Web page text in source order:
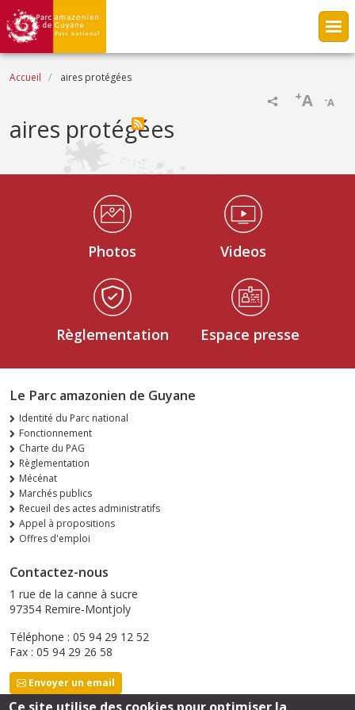
Aller au contenu principal
Fil d'Ariane
Accueil aires protégées
-A
+A
aires protégées
Médiathèque Footer
Photos Videos
Règlementation Espace presse
Le Parc amazonien de Guyane
Identité du Parc national
Fonctionnement
Charte du PAG
Règlementation
Mécénat
Marchés publics
Recueil des actes administratifs
Appel à propositions
Offres d'emploi
Contactez-nous
1 rue de la canne à sucre
97354 Remire-Montjoly
Téléphone : 05 94 29 12 52
Fax : 05 94 29 26 58
Envoyer un email